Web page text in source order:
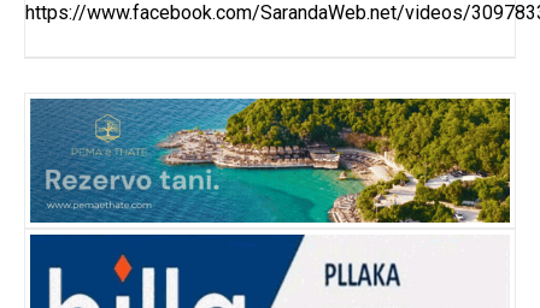
https://www.facebook.com/SarandaWeb.net/videos/